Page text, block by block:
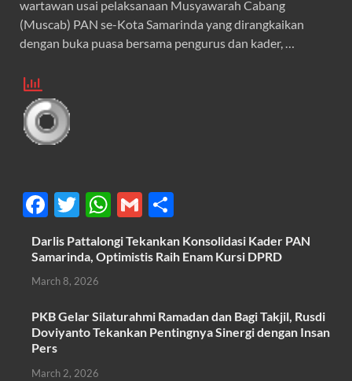
wartawan usai pelaksanaan Musyawarah Cabang
(Muscab) PAN se-Kota Samarinda yang dirangkaikan
dengan buka puasa bersama pengurus dan kader, …
F
ac
e
b
o
o
k
T
w
itt
er
W
h
at
A
p
G
m
ail
h
ar
Darlis Pattalongi Tekankan Konsolidasi Kader PAN
Samarinda, Optimistis Raih Enam Kursi DPRD
March 8, 2026
PKB Gelar Silaturahmi Ramadan dan Bagi Takjil, Rusdi
Doviyanto Tekankan Pentingnya Sinergi dengan Insan
Pers
March 2, 2026